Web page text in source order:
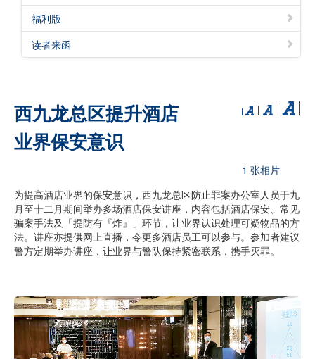
福利版
读者来函
西九龙总区提升酒店
业界保安意识
1 张相片
为提高酒店业界的保安意识，西九龙总区防止罪案办公室人员于九
月至十二月期间举办多场酒店保安讲座，内容包括酒店保安、常见
骗案手法及「提防有『炸』」环节，让业界认识处理可疑物品的方
法。讲座亦提供网上直播，令更多酒店员工可以参与。参加者建议
警方定期举办讲座，让业界与警队保持紧密联系，携手灭罪。